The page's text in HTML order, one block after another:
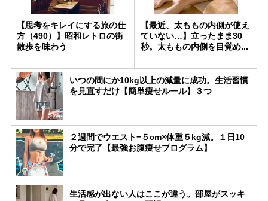
【思考をキレイにする旅の仕
方（490）】昭和レトロの街
散歩を味わう
【最近、太ももの内側が使え
ていない…】立ったまま30
秒。太ももの内側を目覚め...
いつの間にか10kg以上の減量に成功。生活習慣
を見直すだけ【簡単痩せルール】３つ
２週間でウエスト−５cm×体重５kg減。１日10
分で完了【最強お腹痩せプログラム】
生活感が出ない人はここが違う。部屋がスッキ